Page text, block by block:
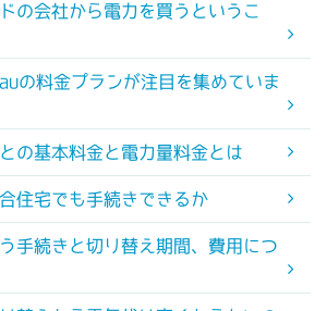
の会社から電力を買うというこ
の料金プランが注目を集めていま
の基本料金と電力量料金とは
住宅でも手続きできるか
手続きと切り替え期間、費用につ